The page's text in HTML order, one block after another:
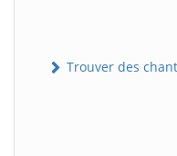
Trouver des